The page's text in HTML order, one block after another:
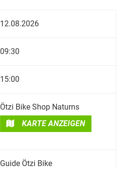
12.08.2026
09:30
15:00
Ötzi Bike Shop Naturns
KARTE ANZEIGEN
Guide Ötzi Bike